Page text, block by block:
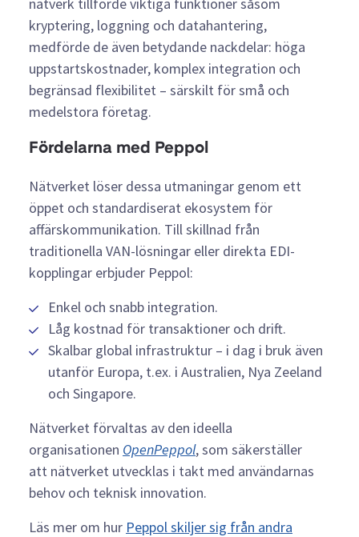
kryptering, loggning och datahantering,
medförde de även betydande nackdelar: höga
uppstartskostnader, komplex integration och
begränsad flexibilitet – särskilt för små och
medelstora företag.
Fördelarna med Peppol
Nätverket löser dessa utmaningar genom ett
öppet och standardiserat ekosystem för
affärskommunikation. Till skillnad från
traditionella VAN-lösningar eller direkta EDI-
kopplingar erbjuder Peppol:
Enkel och snabb integration.
Låg kostnad för transaktioner och drift.
Skalbar global infrastruktur – i dag i bruk även
utanför Europa, t.ex. i Australien, Nya Zeeland
och Singapore.
Nätverket förvaltas av den ideella
organisationen OpenPeppol, som säkerställer
att nätverket utvecklas i takt med användarnas
behov och teknisk innovation.
Läs mer om hur Peppol skiljer sig från andra